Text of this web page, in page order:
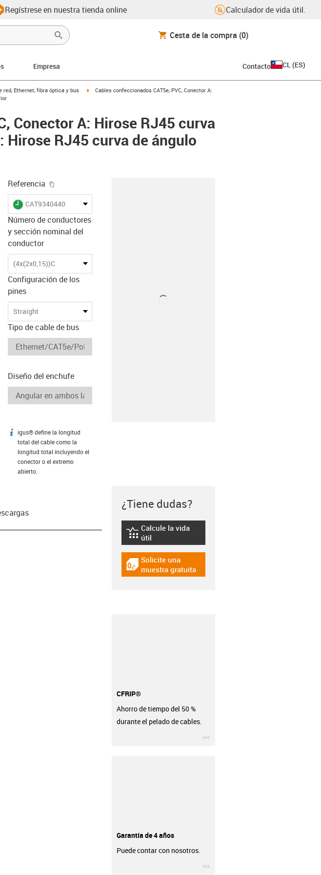
Regístrese en nuestra tienda online Calculador de vida útil.
Cesta de la compra (0)
Empresa Contacto CL (ES)
right
red, Ethernet, fibra óptica y bus igus-icon-arrow-right
Cables confeccionados CAT5e, PVC, Conector A:
Conector A: Hirose RJ45 curva
Hirose RJ45 curva de ángulo
Referencia
igus-icon-lieferzeit
CAT9340440
Número de conductores
y sección nominal del
conductor
(4x(2x0,15))C
Configuración de los
pines
Straight
Tipo de cable de bus
Diseño del enchufe
igus-icon-info
igus® define la longitud
total del cable como la
longitud total incluyendo el
conector o el extremo
abierto.
¿Tiene dudas?
igus-icon-lebensdauerrechner
Calcule la vida
útil
igus-icon-gratismuster
Solicite una
muestra gratuita
CFRIP®
Ahorro de tiempo del 50 %
durante el pelado de cables.
Garantía de 4 años
Puede contar con nosotros.